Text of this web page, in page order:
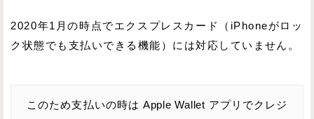
2020年1月の時点でエクスプレスカード（iPhoneがロッ
ク状態でも支払いできる機能）には対応していません。
このため支払いの時は Apple Wallet アプリでクレジ